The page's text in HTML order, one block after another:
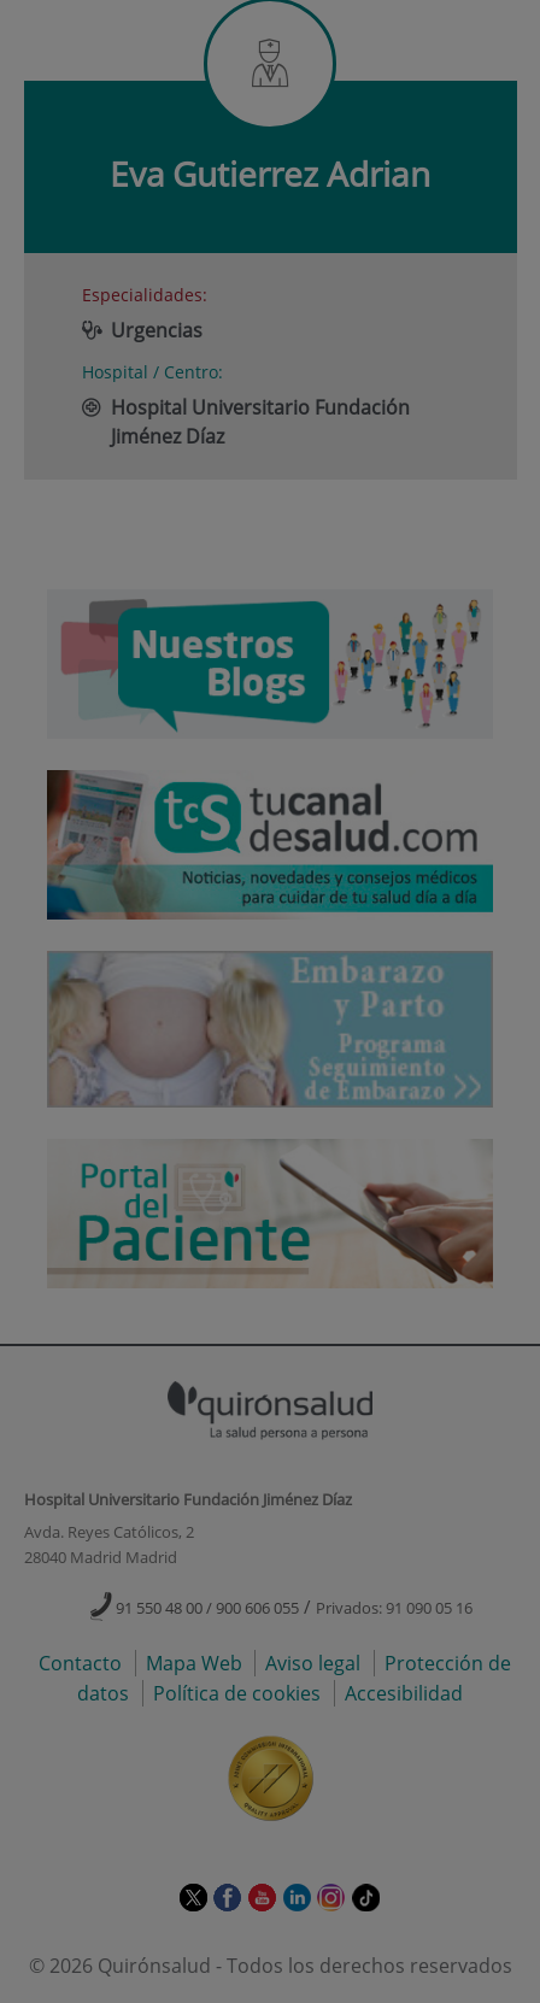
Eva Gutierrez Adrian
Especialidades:
Urgencias
Hospital / Centro:
Hospital Universitario Fundación
Jiménez Díaz
Hospital Universitario Fundación Jiménez Díaz
Avda. Reyes Católicos, 2
28040 Madrid Madrid
91 550 48 00 / 900 606 055 / Privados: 91 090 05 16
Contacto Mapa Web Aviso legal
Protección de
datos
Política de cookies Accesibilidad
Este
abrirá
Este
abrirá
Este
abrirá
Este
abrirá
Este
abrirá
Enlace
aplicación
© 2026 Quirónsalud - Todos los derechos reservados